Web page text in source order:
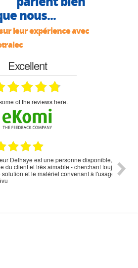
nous...
leur expérience avec
Excellent
some of the reviews here.
est une personne disponible, à
très aimable - cherchant toujours la
matériel convenant à l'usage qui en